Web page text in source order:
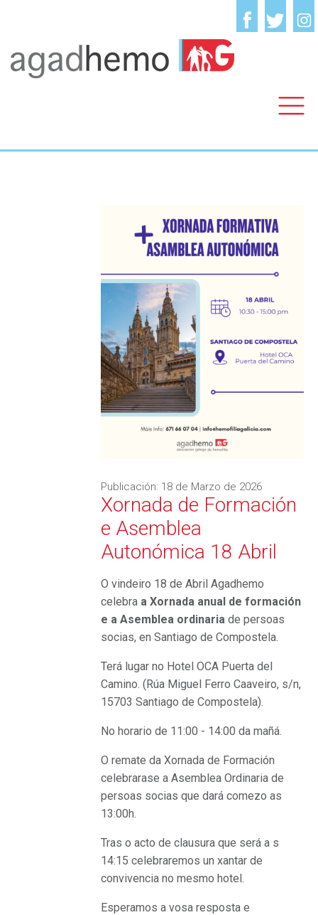
Publicación: 18 de Marzo de 2026
Xornada de Formación
e Asemblea
Autonómica 18 Abril
O vindeiro 18 de Abril Agadhemo
celebra a Xornada anual de formación
e aAsemblea ordinariade persoas
socias, en Santiago de Compostela.
Terá lugar no Hotel OCA Puerta del
Camino. (Rúa Miguel Ferro Caaveiro, s/n,
15703 Santiago de Compostela).
No horario de 11:00 - 14:00 da mañá.
O remate da Xornada de Formación
celebrarase a Asemblea Ordinaria de
persoas socias que dará comezo as
13:00h.
Tras o acto de clausura que será a s
14:15 celebraremos un xantar de
convivencia no mesmo hotel.
Esperamos a vosa resposta e